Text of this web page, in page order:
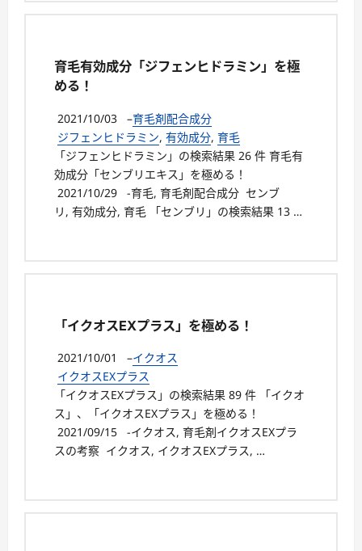
育毛有効成分「ジフェンヒドラミン」を極
める！
2021/10/03 –育毛剤配合成分
ジフェンヒドラミン, 有効成分, 育毛
「ジフェンヒドラミン」の検索結果 26 件 育毛有
効成分「センブリエキス」を極める！
2021/10/29 -育毛, 育毛剤配合成分 センブ
リ, 有効成分, 育毛 「センブリ」の検索結果 13 …
「イクオスEXプラス」を極める！
2021/10/01 –イクオス
イクオスEXプラス
「イクオスEXプラス」の検索結果 89 件 「イクオ
ス」、「イクオスEXプラス」を極める！
2021/09/15 -イクオス, 育毛剤イクオスEXプラ
スの考察 イクオス, イクオスEXプラス, …